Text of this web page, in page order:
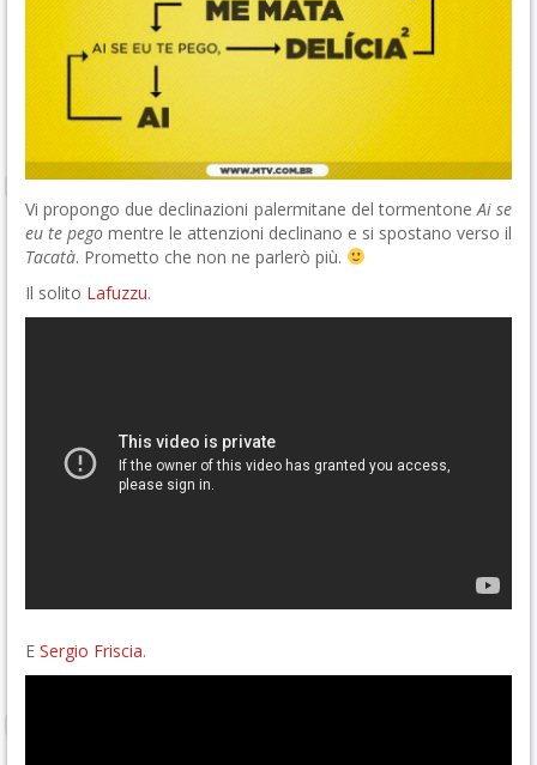
Vi propongo due declinazioni palermitane del tormentoneAi se
eu te pego mentre le attenzioni declinano e si spostano verso il
Tacatà. Prometto che non ne parlerò più.
Il solito Lafuzzu.
E Sergio Friscia.